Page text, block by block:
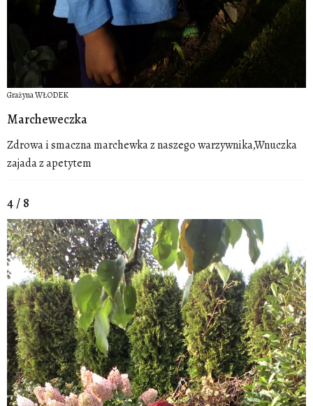
Grażyna WŁODEK
Marcheweczka
Zdrowa i smaczna marchewka z naszego warzywnika,Wnuczka
zajada z apetytem
4 / 8